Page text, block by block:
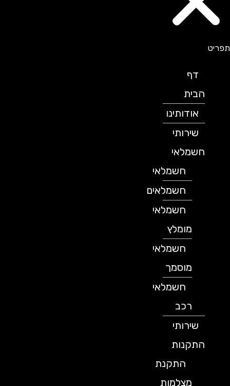
הבית
אודותינו
שירותי
חשמלאי
חשמלאי
חשמלאים
חשמלאי
מומלץ
חשמלאי
מוסמך
חשמלאי
שירותי
התקנות
התקנת
מצלמות